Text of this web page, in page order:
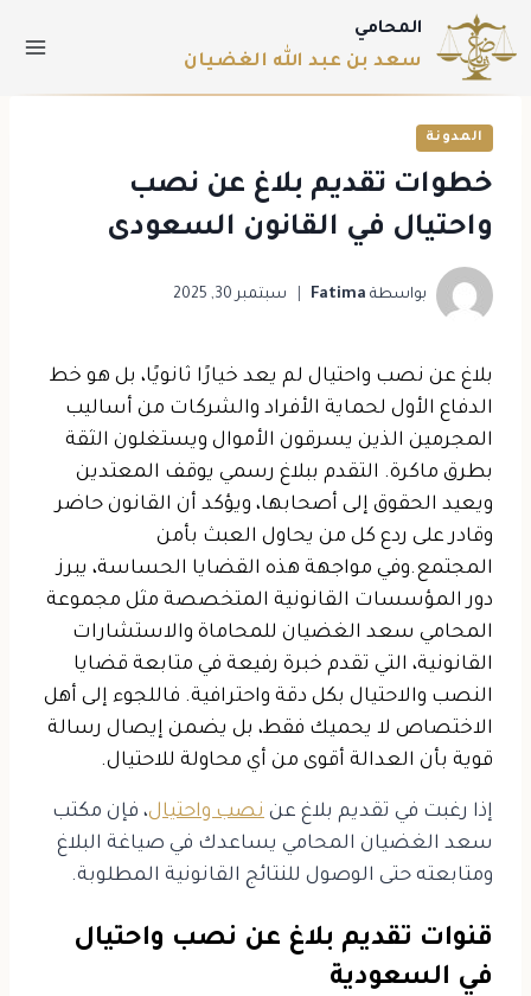
المحامي
سعد بن عبد الله الغضيان
المدونة
خطوات تقديم بلاغ عن نصب
واحتيال​ في القانون السعودى
بواسطة Fatima سبتمبر 30, 2025
بلاغ عن نصب واحتيال لم يعد خيارًا ثانويًا، بل هو خط
الدفاع الأول لحماية الأفراد والشركات من أساليب
المجرمين الذين يسرقون الأموال ويستغلون الثقة
بطرق ماكرة. التقدم ببلاغ رسمي يوقف المعتدين
ويعيد الحقوق إلى أصحابها، ويؤكد أن القانون حاضر
وقادر على ردع كل من يحاول العبث بأمن
المجتمع.وفي مواجهة هذه القضايا الحساسة، يبرز
دور المؤسسات القانونية المتخصصة مثل مجموعة
المحامي سعد الغضيان للمحاماة والاستشارات
القانونية، التي تقدم خبرة رفيعة في متابعة قضايا
النصب والاحتيال بكل دقة واحترافية. فاللجوء إلى أهل
الاختصاص لا يحميك فقط، بل يضمن إيصال رسالة
قوية بأن العدالة أقوى من أي محاولة للاحتيال.
إذا رغبت في تقديم بلاغ عن نصب واحتيال، فإن مكتب
سعد الغضيان المحامي يساعدك في صياغة البلاغ
ومتابعته حتى الوصول للنتائج القانونية المطلوبة.
قنوات تقديم بلاغ عن نصب واحتيال
في السعودية